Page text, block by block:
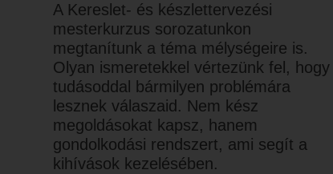
A Kereslet- és készlettervezési
mesterkurzus sorozatunkon
megtanítunk a téma mélységeire is.
Olyan ismeretekkel vértezünk fel, hogy
tudásoddal bármilyen problémára
lesznek válaszaid. Nem kész
megoldásokat kapsz, hanem
gondolkodási rendszert, ami segít a
kihívások kezelésében.